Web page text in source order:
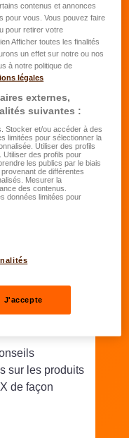
de
*
*
sur les produits
de façon
contenus et annonces
pour vous. Vous pouvez faire
pour retirer votre
Afficher toutes les finalités
un effet sur notre ou nos
à notre politique de
légales
externes,
suivantes :
Stocker et/ou accéder à des
limitées pour sélectionner la
Utiliser des profils
Utiliser des profils pour
les publics par le biais
de différentes
Mesurer la
des contenus.
données limitées pour
J'accepte